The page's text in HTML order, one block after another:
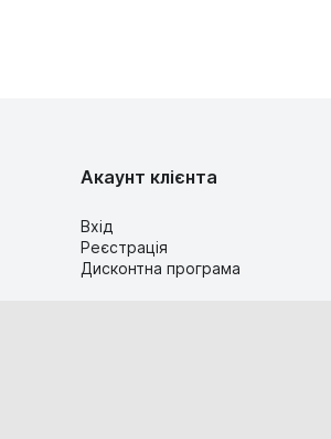
Акаунт клієнта
Вхід
Реєстрація
Дисконтна програма